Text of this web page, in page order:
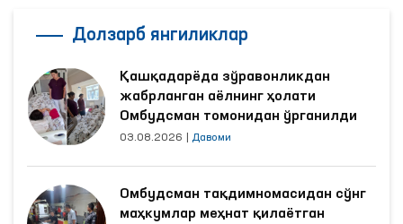
Долзарб янгиликлар
Қашқадарёда зўравонликдан
жабрланган аёлнинг ҳолати
Омбудсман томонидан ўрганилди
03.08.2026 Давоми
Омбудсман тақдимномасидан сўнг
маҳкумлар меҳнат қилаётган